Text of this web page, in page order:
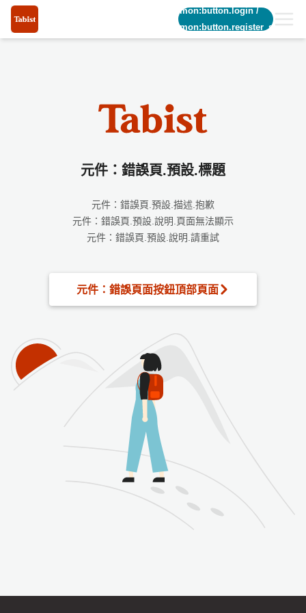
common:button.login/
common:button.register_short
元件：錯誤頁.預設.標題
元件：錯誤頁.預設.描述.抱歉
元件：錯誤頁.預設.說明.頁面無法顯示
元件：錯誤頁.預設.說明.請重試
元件：錯誤頁面按鈕頂部頁面